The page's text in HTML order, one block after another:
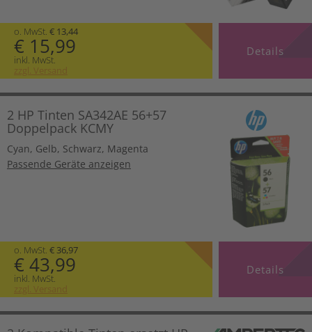
o. MwSt. € 13,44
€ 15,99
inkl. MwSt.
zzgl. Versand
Details
2 HP Tinten SA342AE 56+57
Doppelpack KCMY
Cyan, Gelb, Schwarz, Magenta
Passende Geräte anzeigen
o. MwSt. € 36,97
€ 43,99
inkl. MwSt.
zzgl. Versand
Details